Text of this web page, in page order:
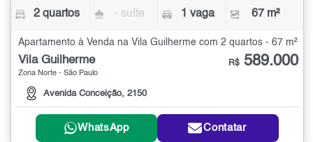
2 quartos - suíte 1 vaga 67 m²
Apartamento à Venda na Vila Guilherme com 2 quartos - 67 m²
Vila Guilherme
Zona Norte - São Paulo
Avenida Conceição, 2150
R$ 589.000
WhatsApp Contatar